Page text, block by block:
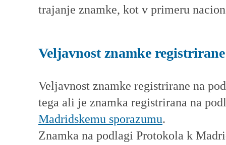
trajanje znamke, kot v primeru
Veljavnost znamke
Veljavnost znamke registrirane na
tega ali je znamka registrirana na
Madridskemu sporazumu.
Znamka na podlagi Protokola k